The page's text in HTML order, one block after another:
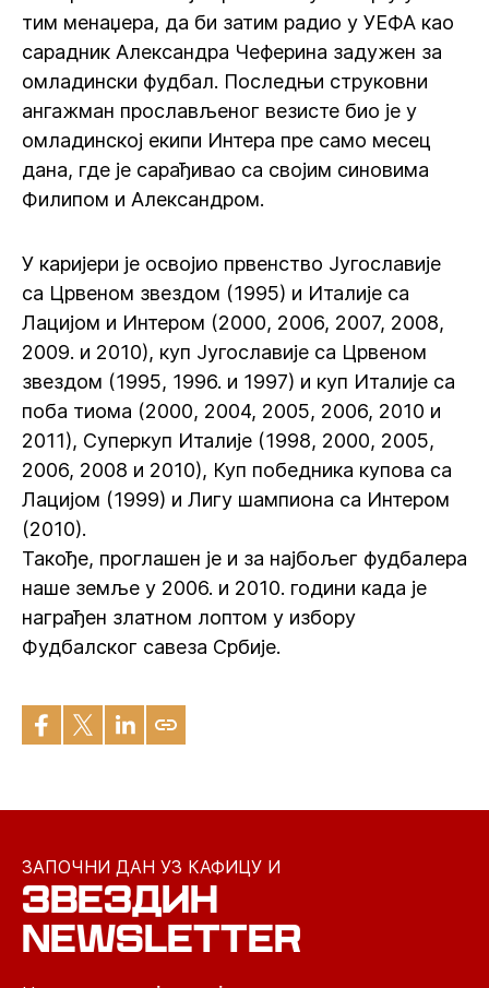
тим менаџера, да би затим радио у УЕФА као
сарадник Александра Чеферина задужен за
омладински фудбал. Последњи струковни
ангажман прослављеног везисте био је у
омладинској екипи Интера пре само месец
дана, где је сарађивао са својим синовима
Филипом и Александром.
У каријери је освојио првенство Југославије
са Црвеном звездом (1995) и Италије са
Лацијом и Интером (2000, 2006, 2007, 2008,
2009. и 2010), куп Југославије са Црвеном
звездом (1995, 1996. и 1997) и куп Италије са
поба тиома (2000, 2004, 2005, 2006, 2010 и
2011), Суперкуп Италије (1998, 2000, 2005,
2006, 2008 и 2010), Куп победника купова са
Лацијом (1999) и Лигу шампиона са Интером
(2010).
Такође, проглашен је и за најбољег фудбалера
наше земље у 2006. и 2010. години када је
награђен златном лоптом у избору
Фудбалског савеза Србије.
ЗАПОЧНИ ДАН УЗ КАФИЦУ И
ЗВЕЗДИН
NEWSLETTER